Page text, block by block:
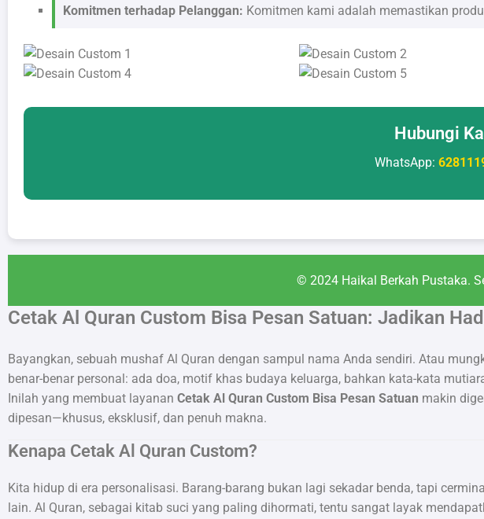
Komitmen terhadap Pelanggan: Komitmen kami adalah memastikan
Hubungi
WhatsApp:
© 2024 Haikal Berkah Pustaka.
Cetak Al Quran Custom Bisa Pesan Satuan: Jadikan
Bayangkan, sebuah mushaf Al Quran dengan sampul nama Anda sendiri. Atau
benar-benar personal: ada doa, motif khas budaya keluarga, bahkan kata-kata
Inilah yang membuat layanan Cetak Al Quran Custom Bisa Pesan Satuan makin
dipesan—khusus, eksklusif, dan penuh makna.
Kenapa Cetak Al Quran Custom?
Kita hidup di era personalisasi. Barang-barang bukan lagi sekadar benda, tapi
lain. Al Quran, sebagai kitab suci yang paling dihormati, tentu sangat layak